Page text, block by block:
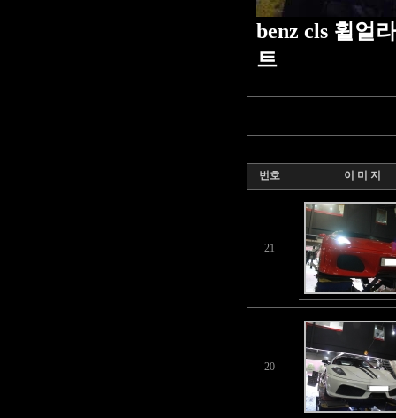
benz cls 휠얼
트
번호 이 미 지
21
20